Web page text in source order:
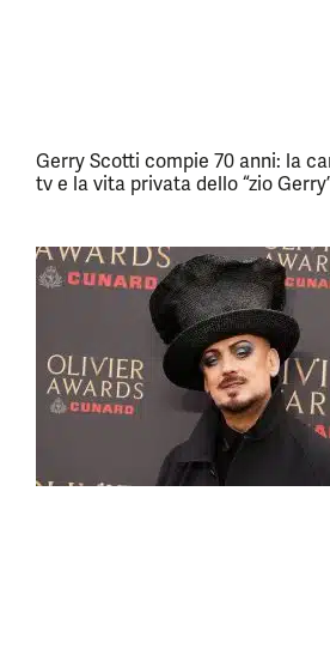
Gerry Scotti compie 70 anni: la
tv e la vita privata dello “zio